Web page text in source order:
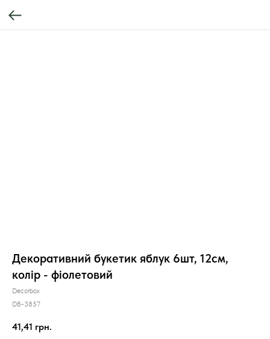
Декоративний букетик яблук 6шт, 12см,
колір - фіолетовий
Decorbox
DB-3857
41,41 грн.